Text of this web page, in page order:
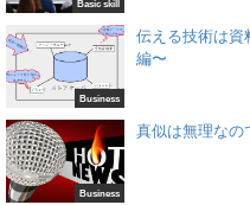
Basic skill
Business
伝える技術は
編〜
Business
真似は無理なの